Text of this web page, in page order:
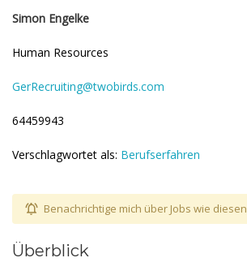
Simon Engelke
Human Resources
GerRecruiting@twobirds.com
64459943
Verschlagwortet als: Berufserfahren
Benachrichtige mich über Jobs wie diesen
Überblick